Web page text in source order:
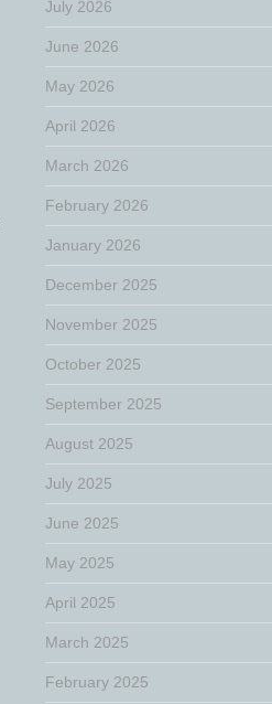
July 2026
June 2026
May 2026
April 2026
March 2026
February 2026
January 2026
December 2025
November 2025
October 2025
September 2025
August 2025
July 2025
June 2025
May 2025
April 2025
March 2025
February 2025